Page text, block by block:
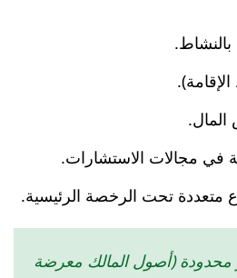
المال.
في مجالات الاستشارات.
متعددة تحت الرخصة الرئيسية.
محدودة (أصول المالك معرضة